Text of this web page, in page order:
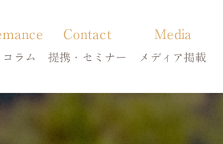
ラム
Contact
提携・セミナー
診療提携・セミナー開催
Media
メディア掲載